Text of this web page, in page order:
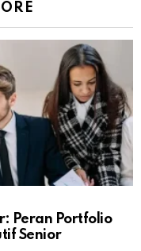
Peran Portfolio
Senior